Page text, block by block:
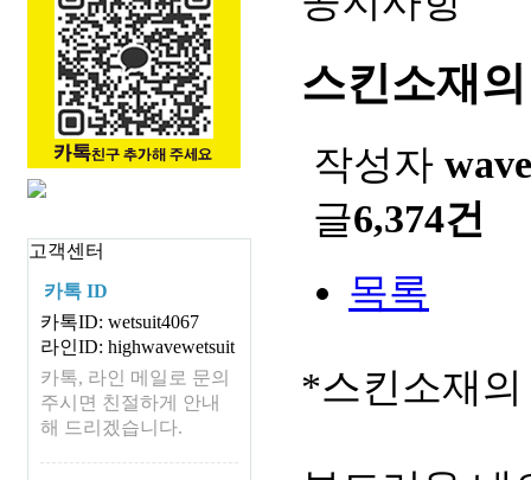
고객센터
카톡 ID
카톡ID: wetsuit4067
라인ID: highwavewetsuit
카톡, 라인 메일로 문의
주시면 친절하게 안내
해 드리겠습니다.
스킨소재
작성자 wave
글6,374건
목록
*스킨소재